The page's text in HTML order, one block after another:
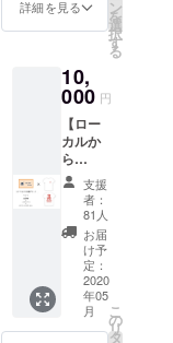
了後、5
月中旬
ており
ます。
ク、
ノーパ
テンと
ひき肉
の炒め
物） パ
ク
チー、
ハラ
ペー
ニョ、
パイ
ン、
キーラ
イム、
オニオ
ン ＊お
送でお
一度で
チケッ
トを使
い切れ
ない場
合は2度
目・3度
目と残
額がな
くなる
まで何
度でも
繰り返
しお使
い頂け
ます。
カー 今
回のプ
クトの
目玉の
プラ
ン！ オ
リジナ
ルTシャ
ツとタ
コス
キット
を同時
にお届
けしま
す！ [タ
コス
キット
内容] ト
詳細を見る ン
を
選
択
す
る
10,
000 円
【ロー
カルか
ら
AFRO
TACOS
を支
援！】
オリジ
ナルT
シャツ
+食事券
6000円
分+来店
支援
者：
81人
お届
け予
定：
2020
年05
月
こ
の
リ
タ